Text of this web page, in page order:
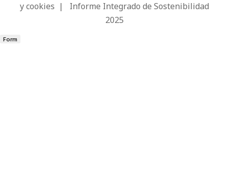
y cookies | Informe Integrado de Sostenibilidad
2025
Form